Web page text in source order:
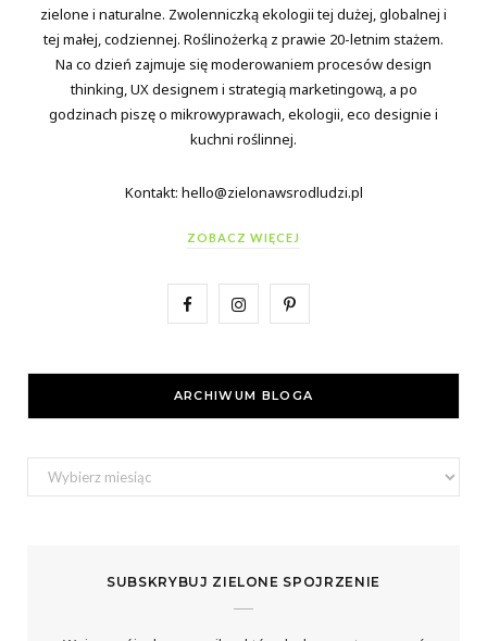
zielone i naturalne. Zwolenniczką ekologii tej dużej, globalnej i
tej małej, codziennej. Roślinożerką z prawie 20-letnim stażem.
Na co dzień zajmuje się moderowaniem procesów design
thinking, UX designem i strategią marketingową, a po
godzinach piszę o mikrowyprawach, ekologii, eco designie i
kuchni roślinnej.
Kontakt: hello@zielonawsrodludzi.pl
ZOBACZ WIĘCEJ
F
e
b
k
I
t
a
a
P
t
e
s
ARCHIWUM BLOGA
Archiwum
bloga
SUBSKRYBUJ ZIELONE SPOJRZENIE